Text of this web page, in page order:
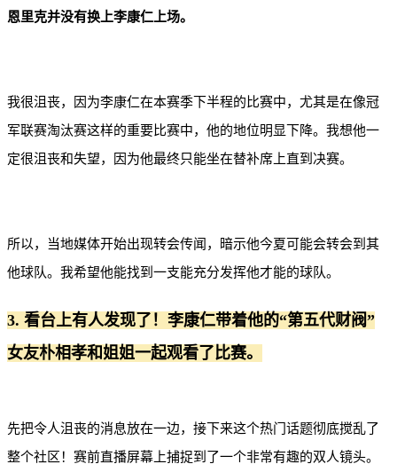
恩里克并没有换上李康仁上场。
我很沮丧，因为李康仁在本赛季下半程的比赛中，尤其是在像冠
军联赛淘汰赛这样的重要比赛中，他的地位明显下降。我想他一
定很沮丧和失望，因为他最终只能坐在替补席上直到决赛。
所以，当地媒体开始出现转会传闻，暗示他今夏可能会转会到其
他球队。我希望他能找到一支能充分发挥他才能的球队。
3. 看台上有人发现了！李康仁带着他的“第五代财阀”
女友朴相孝和姐姐一起观看了比赛。
先把令人沮丧的消息放在一边，接下来这个热门话题彻底搅乱了
整个社区！赛前直播屏幕上捕捉到了一个非常有趣的双人镜头。